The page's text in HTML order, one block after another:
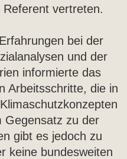
vertreten.
bei der
und der
informierte das
Arbeitsschritte, die in
Gegensatz zu der
gibt es jedoch zu
keine bundesweiten